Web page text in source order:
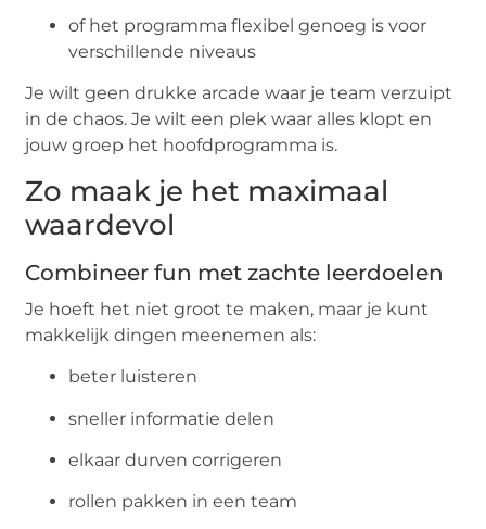
of het programma flexibel genoeg is voor
verschillende niveaus
Je wilt geen drukke arcade waar je team verzuipt
in de chaos. Je wilt een plek waar alles klopt en
jouw groep het hoofdprogramma is.
Zo maak je het maximaal
waardevol
Combineer fun met zachte leerdoelen
Je hoeft het niet groot te maken, maar je kunt
makkelijk dingen meenemen als:
beter luisteren
sneller informatie delen
elkaar durven corrigeren
rollen pakken in een team